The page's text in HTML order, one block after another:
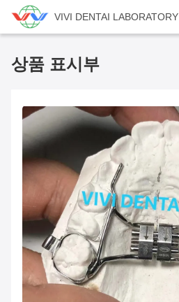
VIVI DENTAI LABORATORY
상품 표시부